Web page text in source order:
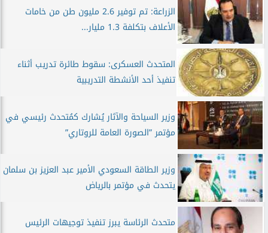
الزراعة: تم توفير 2.6 مليون طن من خامات
الأعلاف بتكلفة 1.3 مليار...
المتحدث العسكرى: سقوط طائرة تدريب أثناء
تنفيذ أحد الأنشطة التدريبية
وزير السياحة والآثار يُشارك كمُتحدث رئيسي في
مؤتمر ”الصورة العامة للروتاري”
وزير الطاقة السعودي الأمير عبد العزيز بن سلمان
يتحدث في مؤتمر بالرياض
متحدث الرئاسة يبرز تنفيذ توجيهات الرئيس